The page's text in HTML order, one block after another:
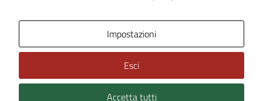
Impostazioni
Esci
Accetta tutti